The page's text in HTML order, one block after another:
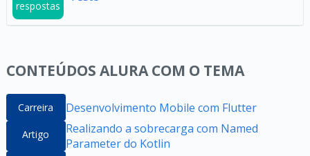
respostas
CONTEÚDOS ALURA COM O TEMA
Carreira Desenvolvimento Mobile com Flutter
Artigo
Realizando a sobrecarga com Named
Parameter do Kotlin